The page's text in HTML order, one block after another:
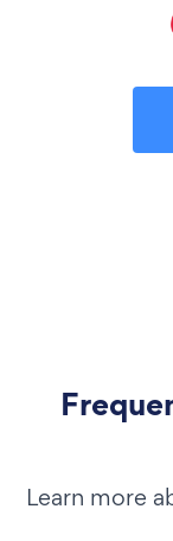
Learn more